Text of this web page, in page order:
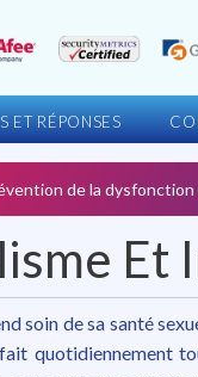
ET RÉPONSES
de la
Et
soin de sa santé
quotidiennement